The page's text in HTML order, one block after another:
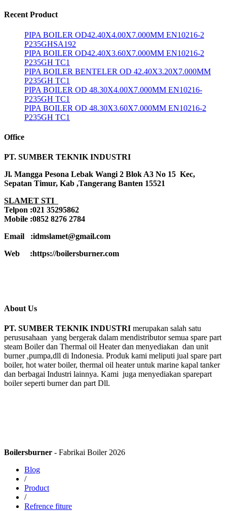
Recent Product
PIPA BOILER OD42.40X4.00X7.000MM EN10216-2
P235GHSA192
PIPA BOILER OD42.40X3.60X7.000MM EN10216-2
P235GH TC1
PIPA BOILER BENTELER OD 42.40X3.20X7.000MM
P235GH TC1
PIPA BOILER OD 48.30X4.00X7.000MM EN10216-
P235GH TC1
PIPA BOILER OD 48.30X3.60X7.000MM EN10216-2
P235GH TC1
Office
PT. SUMBER TEKNIK INDUSTRI
Jl. Mangga Pesona Lebak Wangi 2 Blok A3 No 15 Kec,
Sepatan Timur, Kab ,Tangerang Banten 15521
SLAMET STI
Telpon :021 35295862
Mobile :0852 8276 2784
Email :idmslamet@gmail.com
Web :https://boilersburner.com
About Us
PT. SUMBER TEKNIK INDUSTRI merupakan salah satu
perususahaan yang bergerak dalam mendistributor semua spare part
steam Boiler dan Thermal oil Heater dan menyediakan dan unit
burner ,pumpa,dll di Indonesia. Produk kami meliputi jual spare part
boiler, hot water boiler, thermal oil heater untuk marine kapal tanker
dan berbagai Industri lainnya. Kami juga menyediakan sparepart
boiler seperti burner dan part Dll.
Boilersburner - Fabrikai Boiler 2026
Blog
/
Product
/
Refrence fiture